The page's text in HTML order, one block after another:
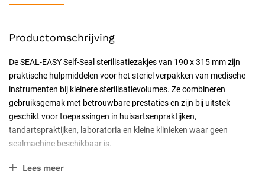
Productomschrijving
De SEAL-EASY Self-Seal sterilisatiezakjes van 190 x 315 mm zijn
praktische hulpmiddelen voor het steriel verpakken van medische
instrumenten bij kleinere sterilisatievolumes. Ze combineren
gebruiksgemak met betrouwbare prestaties en zijn bij uitstek
geschikt voor toepassingen in huisartsenpraktijken,
tandartspraktijken, laboratoria en kleine klinieken waar geen
sealmachine beschikbaar is.
Belangrijkste kenmerken en werking
Lees meer